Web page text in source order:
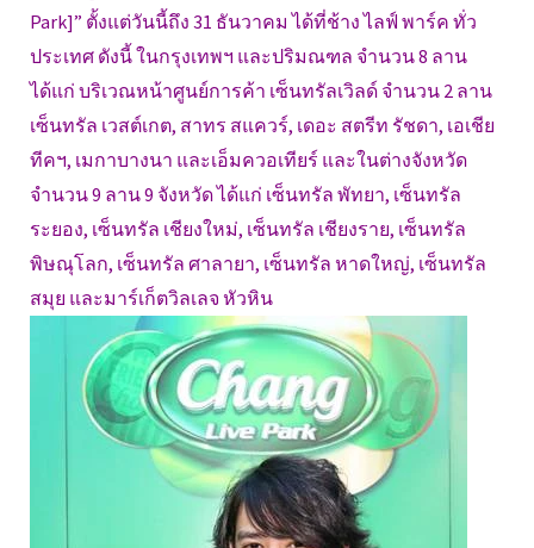
Park]” ตั้งแต่วันนี้ถึง 31 ธันวาคม ได้ที่ช้าง ไลฟ์ พาร์ค ทั่ว
ประเทศ ดังนี้ ในกรุงเทพฯ และปริมณฑล จำนวน 8 ลาน
ได้แก่ บริเวณหน้าศูนย์การค้า เซ็นทรัลเวิลด์ จำนวน 2 ลาน
เซ็นทรัล เวสต์เกต, สาทร สแควร์, เดอะ สตรีท รัชดา, เอเชีย
ทีคฯ, เมกาบางนา และเอ็มควอเทียร์ และในต่างจังหวัด
จำนวน 9 ลาน 9 จังหวัด ได้แก่ เซ็นทรัล พัทยา, เซ็นทรัล
ระยอง, เซ็นทรัล เชียงใหม่, เซ็นทรัล เชียงราย, เซ็นทรัล
พิษณุโลก, เซ็นทรัล ศาลายา, เซ็นทรัล หาดใหญ่, เซ็นทรัล
สมุย และมาร์เก็ตวิลเลจ หัวหิน